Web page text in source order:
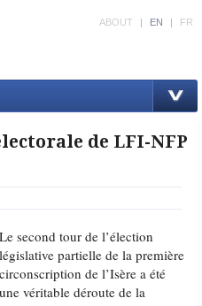
ABOUT | EN | FR
de LFI-NFP
Le second tour de l’élection
législative partielle de la première
circonscription de l’Isère a été
une véritable déroute de la